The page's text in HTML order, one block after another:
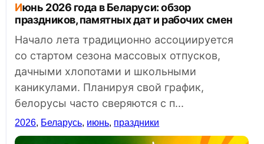
Июнь 2026 года в Беларуси: обзор
праздников, памятных дат и рабочих смен
Начало лета традиционно ассоциируется
со стартом сезона массовых отпусков,
дачными хлопотами и школьными
каникулами. Планируя свой график,
белорусы часто сверяются с п...
2026, Беларусь, июнь, праздники